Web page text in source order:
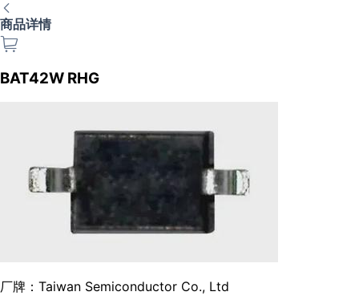
商品详情
BAT42W RHG
厂牌： Taiwan Semiconductor Co., Ltd